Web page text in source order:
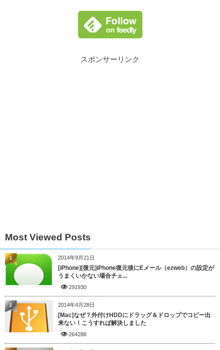
スポンサーリンク
Most Viewed Posts
2014年9月21日
[iPhone][復元]iPhone復元後にEメール（ezweb）の設定が
うまくいかない場合チェ...
291930
1
2014年4月28日
[Mac]なぜ？外付けHDDにドラッグ＆ドロップでコピー出
来ない！こうすれば解決しました
264288
2